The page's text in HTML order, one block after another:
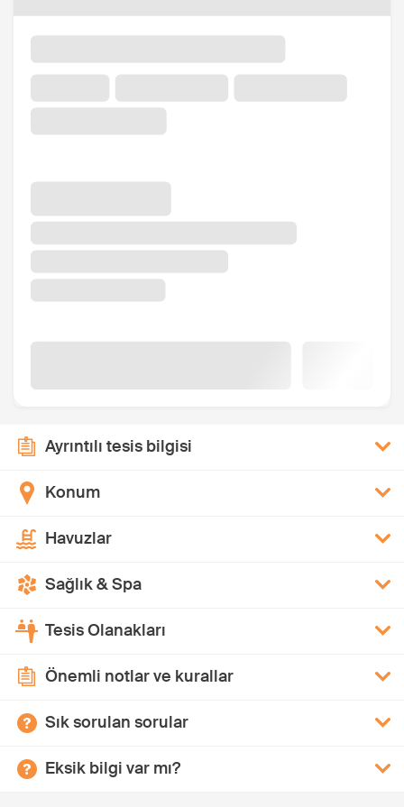
Ayrıntılı tesis bilgisi
Konum
Havuzlar
Sağlık & Spa
Tesis Olanakları
Önemli notlar ve kurallar
Sık sorulan sorular
Eksik bilgi var mı?